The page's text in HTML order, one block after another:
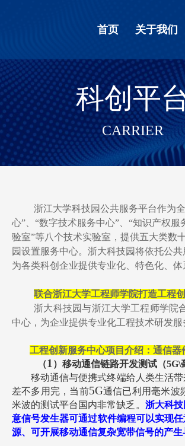
首页 关于我们
科创平
CARRIER
浙江大学科技园公共服务平台作为
心” “数字技术服务中心” “知识产权服
验室”等八个技术实验室，提供五大类数
园设置服务中心。浙大科技园将依托公
为各类科创企业提供专业化、特色化、体
联合浙江大学工程师学院打造工程
浙大科技园与浙江大学工程师学院
中心，为企业提供专业化工程技术研发
工程创新服务中心项目介绍：通信器
（1 ）移动通信链路开发测试（5G\
移动通信与便携式终端给人类生活
差不多用完，当前5G通信已利用毫米波
米波的测试平台国内非常缺乏。 浙大科
意信号发生器可通过软件编程可以实现
源、可开展移动通信复杂宽带信号的产生